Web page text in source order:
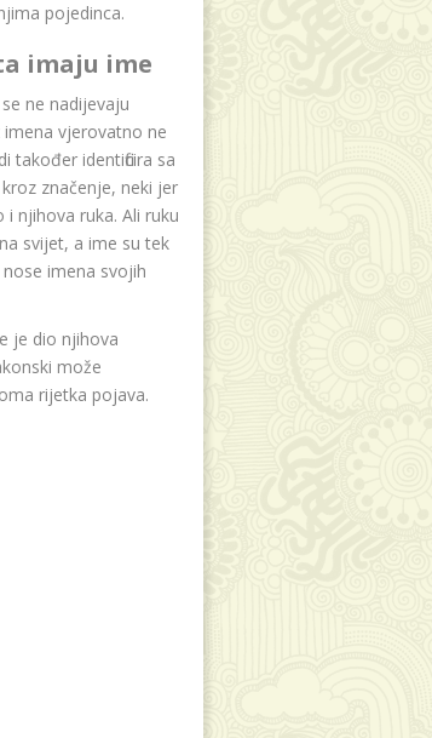
pojedinca.
imaju ime
ne nadijevaju
vjerovatno ne
također identificira sa
značenje, neki jer
njihova ruka. Ali ruku
svijet, a ime su tek
imena svojih
je dio njihova
može
rijetka pojava.